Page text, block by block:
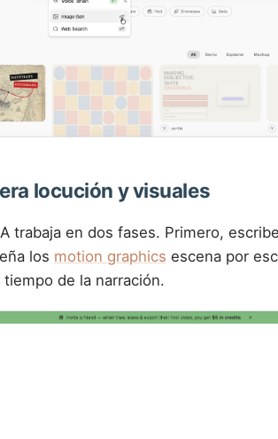
locución y visuales
trabaja en dos fases. Primero,
los motion graphics escena por
de la narración.